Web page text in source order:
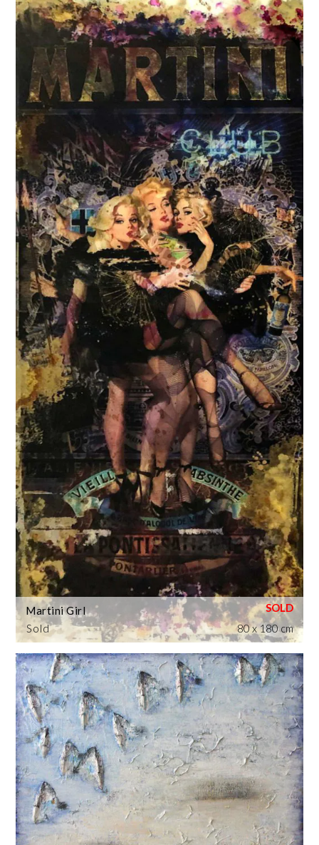
Sold
Martini Girl
80 x 180 cm